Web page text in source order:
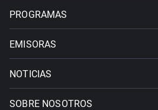
PROGRAMAS
EMISORAS
NOTICIAS
SOBRE NOSOTROS